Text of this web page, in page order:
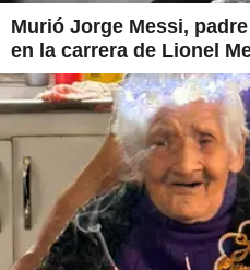
Murió Jorge Messi,
en la carrera de Lionel